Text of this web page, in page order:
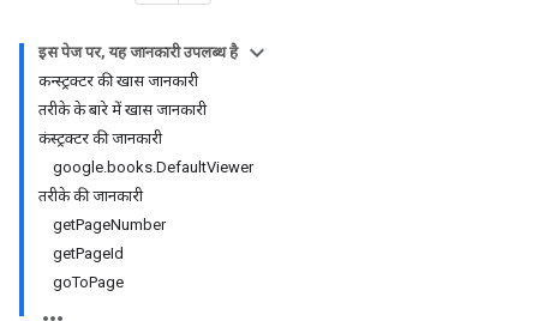
इस पेज पर, यह जानकारी उपलब्ध है
कन्स्ट्रक्टर की खास जानकारी
तरीके के बारे में खास जानकारी
कंस्ट्रक्टर की जानकारी
google.books.DefaultViewer
तरीके की जानकारी
getPageNumber
getPageId
goToPage